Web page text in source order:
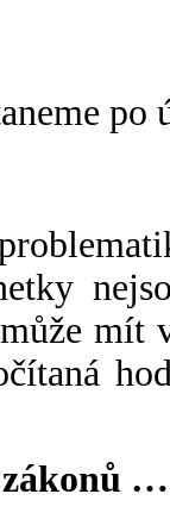
po
mít
zákonů …